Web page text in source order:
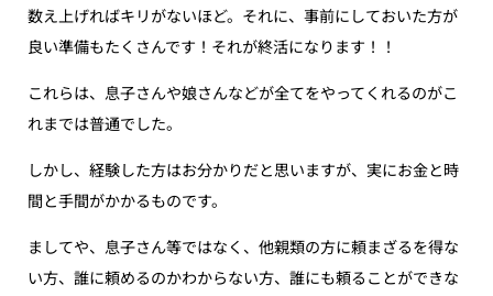
数え上げればキリがないほど。それに、事前にしておいた方が
良い準備もたくさんです！それが終活になります！！
これらは、息子さんや娘さんなどが全てをやってくれるのがこ
れまでは普通でした。
しかし、経験した方はお分かりだと思いますが、実にお金と時
間と手間がかかるものです。
ましてや、息子さん等ではなく、他親類の方に頼まざるを得な
い方、誰に頼めるのかわからない方、誰にも頼ることができな